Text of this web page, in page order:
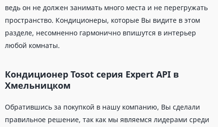
ведь он не должен занимать много места и не перегружать
пространство. Кондиционеры, которые Вы видите в этом
разделе, несомненно гармонично впишутся в интерьер
любой комнаты.
Кондиционер Tosot серия Expert API в
Хмельницком
Обратившись за покупкой в нашу компанию, Вы сделали
правильное решение, так как мы являемся лидерами среди